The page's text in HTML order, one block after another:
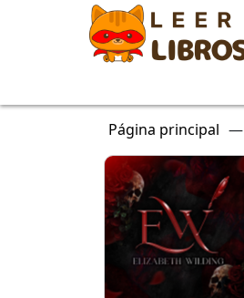
Página principal —